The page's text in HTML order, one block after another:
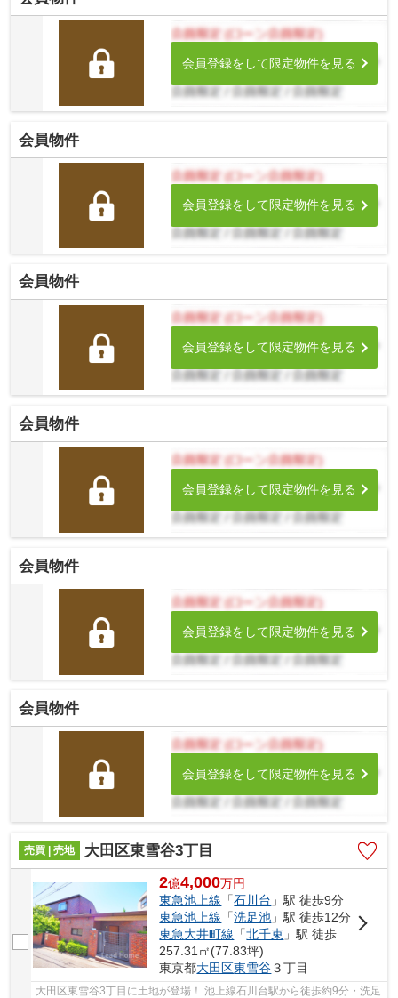
会員登録をして限定物件を見る
会員物件
会員登録をして限定物件を見る
会員物件
会員登録をして限定物件を見る
会員物件
会員登録をして限定物件を見る
会員物件
会員登録をして限定物件を見る
会員物件
会員登録をして限定物件を見る
売買 | 売地 大田区東雪谷3丁目
2億4,000万円
東急池上線 「石川台 」駅 徒歩9分
東急池上線 「洗足池 」駅 徒歩12分
東急大井町線 「北千束 」駅 徒歩23分
257.31㎡(77.83坪)
東京都大田区東雪谷３丁目
大田区東雪谷3丁目に土地が登場！ 池上線石川台駅から徒歩約9分・洗足